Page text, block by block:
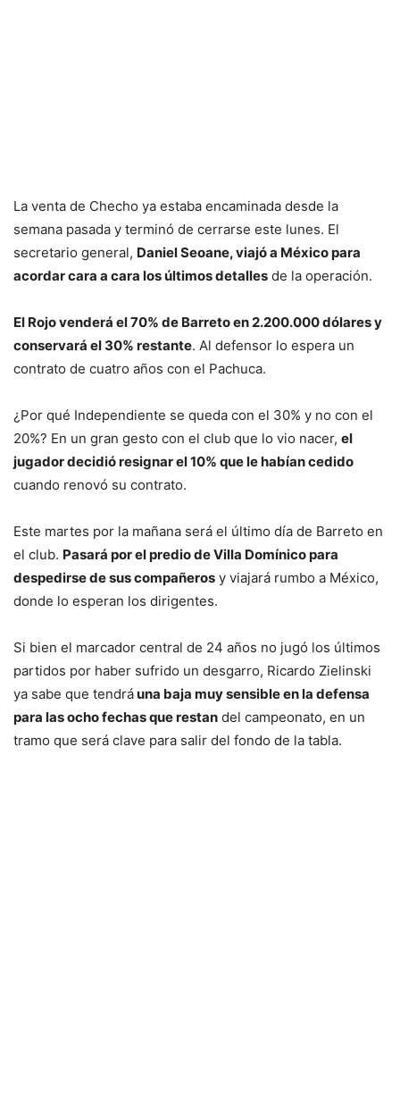
La venta de Checho ya estaba encaminada desde la
semana pasada y terminó de cerrarse este lunes. El
secretario general, Daniel Seoane, viajó a México para
acordar cara a cara los últimos detalles de la operación.
El Rojo venderá el 70% de Barreto en 2.200.000 dólares y
conservará el 30% restante. Al defensor lo espera un
contrato de cuatro años con el Pachuca.
¿Por qué Independiente se queda con el 30% y no con el
20%? En un gran gesto con el club que lo vio nacer, el
jugador decidió resignar el 10% que le habían cedido
cuando renovó su contrato.
Este martes por la mañana será el último día de Barreto en
el club. Pasará por el predio de Villa Domínico para
despedirse de sus compañeros y viajará rumbo a México,
donde lo esperan los dirigentes.
Si bien el marcador central de 24 años no jugó los últimos
partidos por haber sufrido un desgarro, Ricardo Zielinski
ya sabe que tendráuna baja muy sensible en la defensa
para las ocho fechas que restan del campeonato, en un
tramo que será clave para salir del fondo de la tabla.